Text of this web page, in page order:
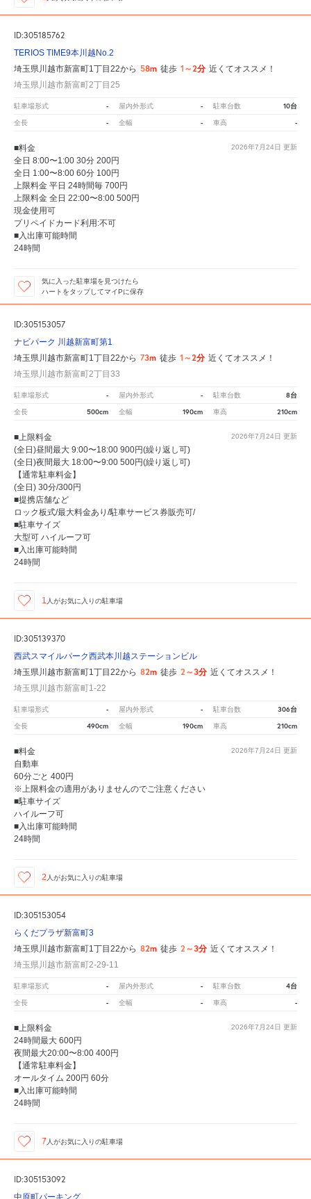
ID:305185762
TERIOS TIME9本川越No.2
埼玉県川越市新富町1丁目22から 58m 徒歩 1～2分 近くてオススメ！
埼玉県川越市新富町2丁目25
駐車場形式 - 屋内外形式 - 駐車台数 10台
全長 - 全幅 - 車高 -
2026年7月24日 更新
■料金
全日 8:00〜1:00 30分 200円
全日 1:00〜8:00 60分 100円
上限料金 平日 24時間毎 700円
上限料金 全日 22:00〜8:00 500円
現金使用可
プリペイドカード利用:不可
■入出庫可能時間
24時間
気に入った駐車場を見つけたら
ハートをタップしてマイPに保存
ID:305153057
ナビパーク 川越新富町第1
埼玉県川越市新富町1丁目22から 73m 徒歩 1～2分 近くてオススメ！
埼玉県川越市新富町2丁目33
駐車場形式 - 屋内外形式 - 駐車台数 8台
全長 500cm 全幅 190cm 車高 210cm
2026年7月24日 更新
■上限料金
(全日)昼間最大 9:00〜18:00 900円(繰り返し可)
(全日)夜間最大 18:00〜9:00 500円(繰り返し可)
【通常駐車料金】
(全日) 30分/300円
■提携店舗など
ロック板式/最大料金あり/駐車サービス券販売可/
■駐車サイズ
大型可 ハイルーフ可
■入出庫可能時間
24時間
1 人がお気に入りの駐車場
ID:305139370
西武スマイルパーク西武本川越ステーションビル
埼玉県川越市新富町1丁目22から 82m 徒歩 2～3分 近くてオススメ！
埼玉県川越市新富町1-22
駐車場形式 - 屋内外形式 - 駐車台数 306台
全長 490cm 全幅 190cm 車高 210cm
2026年7月24日 更新
■料金
自動車
60分ごと 400円
※上限料金の適用がありませんのでご注意ください
■駐車サイズ
ハイルーフ可
■入出庫可能時間
24時間
2 人がお気に入りの駐車場
ID:305153054
らくだプラザ新富町3
埼玉県川越市新富町1丁目22から 82m 徒歩 2～3分 近くてオススメ！
埼玉県川越市新富町2-29-11
駐車場形式 - 屋内外形式 - 駐車台数 4台
全長 - 全幅 - 車高 -
2026年7月24日 更新
■上限料金
24時間最大 600円
夜間最大20:00〜8:00 400円
【通常駐車料金】
オールタイム 200円 60分
■入出庫可能時間
24時間
7 人がお気に入りの駐車場
ID:305153092